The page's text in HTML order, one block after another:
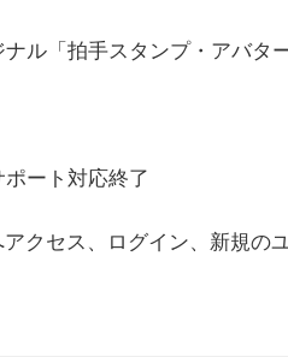
ル「拍手スタンプ・アバタ
ート対応終了
アクセス、ログイン、新規の